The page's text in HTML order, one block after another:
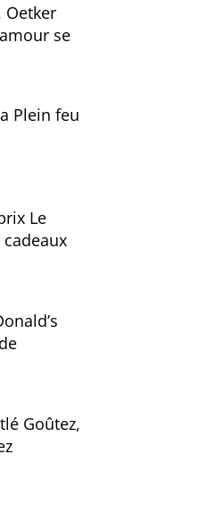
Oetker
se
Plein feu
Le
Goûtez,